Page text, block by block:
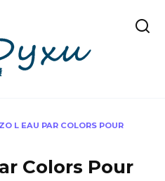
L EAU PAR COLORS POUR
Colors Pour